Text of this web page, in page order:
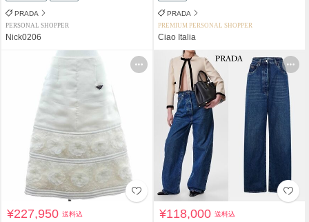
PRADA
PERSONAL SHOPPER
Nick0206
PRADA
PREMIUM PERSONAL SHOPPER
Ciao Italia
¥227,950送料込 ¥118,000送料込